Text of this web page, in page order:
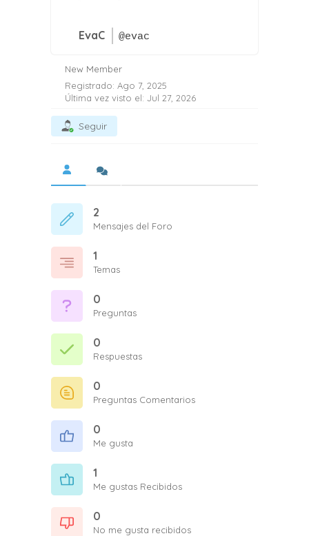
EvaC @evac
New Member
Registrado: Ago 7, 2025
Última vez visto el: Jul 27, 2026
Seguir
2
Mensajes del Foro
1
Temas
0
Preguntas
0
Respuestas
0
Preguntas Comentarios
0
Me gusta
1
Me gustas Recibidos
0
No me gusta recibidos